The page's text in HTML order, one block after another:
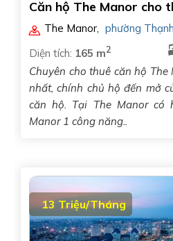
Căn hộ The Manor cho
The Manor
phường
Diện tích: 165 m2
Chuyên cho thuê căn hộ
nhất, chính chủ hộ đến mở
căn hộ. Tại The Manor có
Manor 1 công năng..
13 Triệu/Tháng